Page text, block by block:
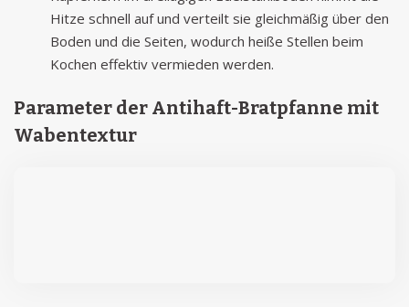
Hitze schnell auf und verteilt sie gleichmäßig über den
Boden und die Seiten, wodurch heiße Stellen beim
Kochen effektiv vermieden werden.
Parameter der Antihaft-Bratpfanne mit
Wabentextur